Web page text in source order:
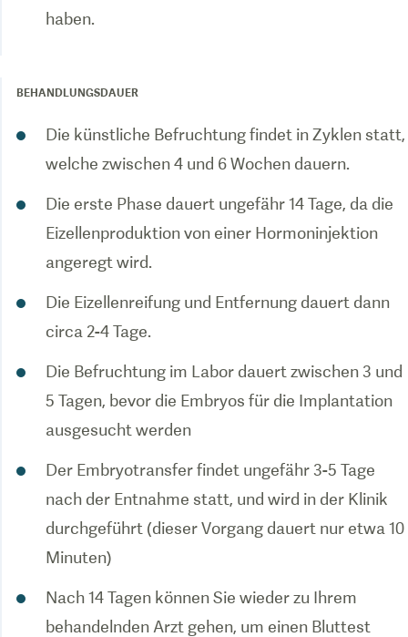
haben.
BEHANDLUNGSDAUER
Die künstliche Befruchtung findet in Zyklen statt,
welche zwischen 4 und 6 Wochen dauern.
Die erste Phase dauert ungefähr 14 Tage, da die
Eizellenproduktion von einer Hormoninjektion
angeregt wird.
Die Eizellenreifung und Entfernung dauert dann
circa 2-4 Tage.
Die Befruchtung im Labor dauert zwischen 3 und
5 Tagen, bevor die Embryos für die Implantation
ausgesucht werden
Der Embryotransfer findet ungefähr 3-5 Tage
nach der Entnahme statt, und wird in der Klinik
durchgeführt (dieser Vorgang dauert nur etwa 10
Minuten)
Nach 14 Tagen können Sie wieder zu Ihrem
behandelnden Arzt gehen, um einen Bluttest